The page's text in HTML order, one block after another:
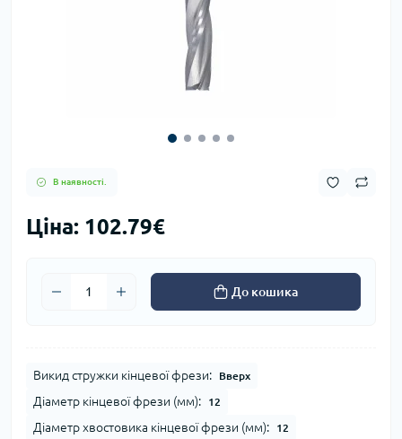
В наявності.
Ціна: 102.79€
До кошика
Викид стружки кінцевої фрези: Вверх
Діаметр кінцевої фрези (мм): 12
Діаметр хвостовика кінцевої фрези (мм): 12